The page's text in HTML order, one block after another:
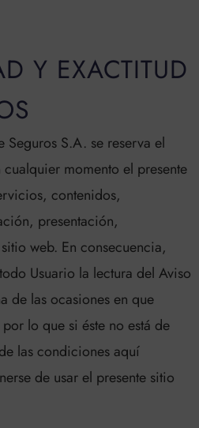
Y EXACTITUD
S.A. se reserva el
momento el presente
contenidos,
presentación,
web. En consecuencia,
Usuario la lectura del Aviso
de las ocasiones en que
lo que si éste no está de
las condiciones aquí
de usar el presente sitio